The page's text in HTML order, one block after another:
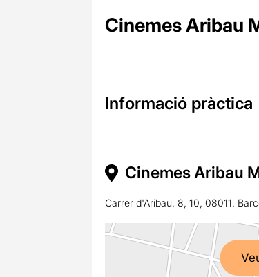
Cinemes Aribau
Informació pràctica
Cinemes Aribau
Carrer d'Aribau, 8, 10, 08011,